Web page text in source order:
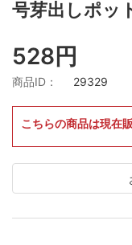
号芽出しポッ
528円
商品ID： 29329
こちらの商品は現在